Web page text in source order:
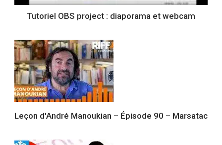
Tutoriel OBS project : diaporama et webcam
Leçon d'André Manoukian – Épisode 90 – Marsatac